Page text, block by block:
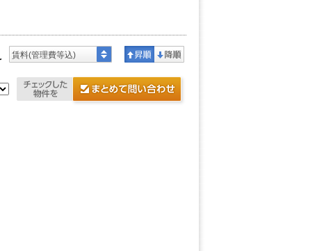
賃料(管理費等込)